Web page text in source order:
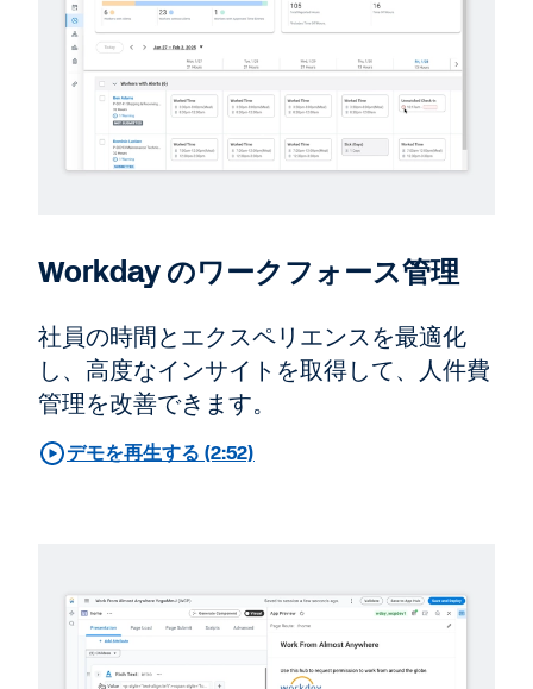
Workday のワークフォース管理
社員の時間とエクスペリエンスを最適化
し、高度なインサイトを取得して、人件費
管理を改善できます。
デモを再生する (2:52)